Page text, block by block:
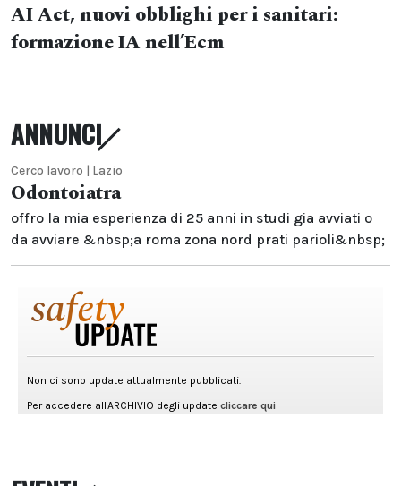
AI Act, nuovi obblighi per i sanitari:
formazione IA nell’Ecm
ANNUNCI
Cerco lavoro | Lazio
Odontoiatra
offro la mia esperienza di 25 anni in studi gia avviati o
da avviare &nbsp;a roma zona nord prati parioli&nbsp;